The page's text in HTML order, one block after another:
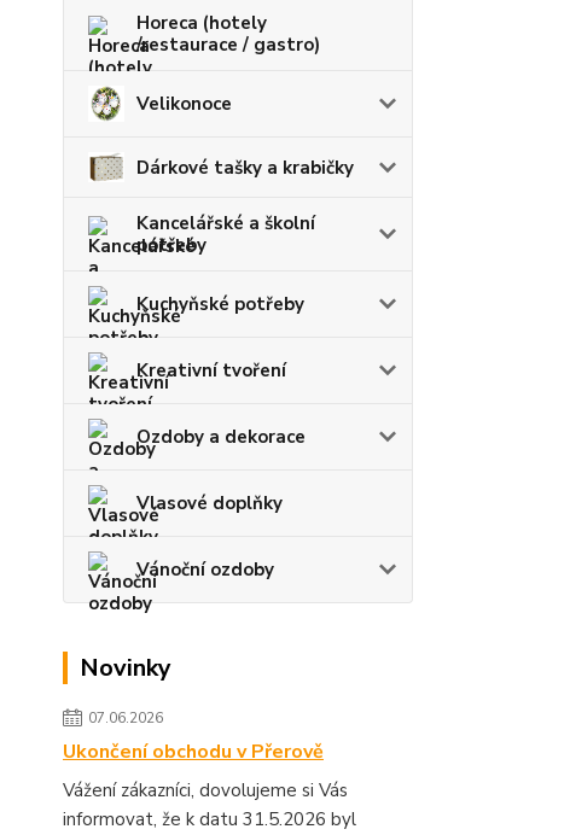
Horeca (hotely
/restaurace / gastro)
Velikonoce
Dárkové tašky a krabičky
Kancelářské a školní
potřeby
Kuchyňské potřeby
Kreativní tvoření
Ozdoby a dekorace
Vlasové doplňky
Vánoční ozdoby
Novinky
07.06.2026
Ukončení obchodu v Přerově
Vážení zákazníci, dovolujeme si Vás
informovat, že k datu 31.5.2026 byl